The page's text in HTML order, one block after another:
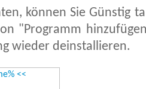
können Sie Günstig
"Programm
wieder deinstallieren.